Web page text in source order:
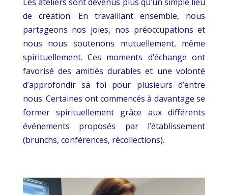
de création. En travaillant ensemble, nous
partageons nos joies, nos préoccupations et
nous nous soutenons mutuellement, même
spirituellement. Ces moments d’échange ont
favorisé des amitiés durables et une volonté
d’approfondir sa foi pour plusieurs d’entre
nous. Certaines ont commencés à davantage se
former spirituellement grâce aux différents
événements proposés par l’établissement
(brunchs, conférences, récollections).